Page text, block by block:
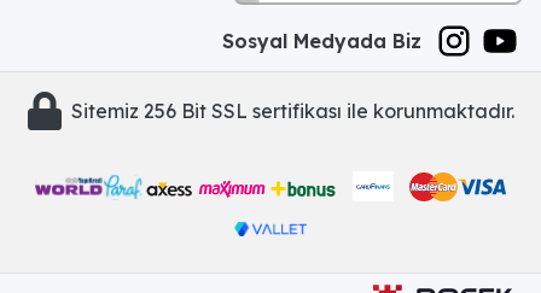
Sosyal Medyada Biz
Sitemiz 256 Bit SSL sertifikası ile korunmaktadır.